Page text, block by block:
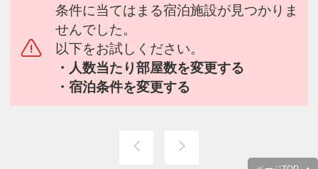
条件に当てはまる宿泊施設が見つかりま
せんでした。
以下をお試しください。
・人数当たり部屋数を変更する
・宿泊条件を変更する